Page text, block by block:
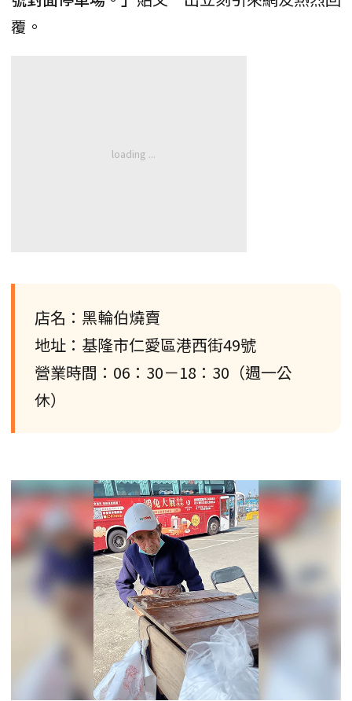
覆。
店名：黑輪伯燒賣
地址：基隆市仁愛區港西街49號
營業時間：06：30－18：30（週一公
休）